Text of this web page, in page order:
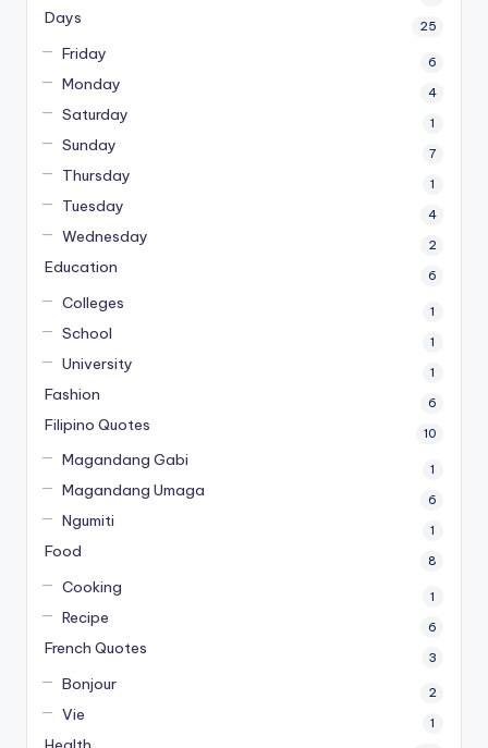
Days 25
Friday 6
Monday 4
Saturday 1
Sunday 7
Thursday 1
Tuesday 4
Wednesday 2
Education 6
Colleges 1
School 1
University 1
Fashion 6
Filipino Quotes 10
Magandang Gabi 1
Magandang Umaga 6
Ngumiti 1
Food 8
Cooking 1
Recipe 6
French Quotes 3
Bonjour 2
Vie 1